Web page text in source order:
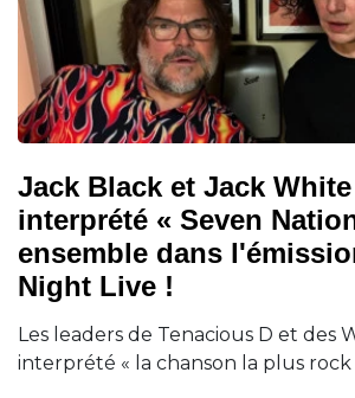
Jack Black et Jack
interprété « Seven
ensemble dans
Night Live !
Les leaders de Tenacious D et des
interprété « la chanson la plus